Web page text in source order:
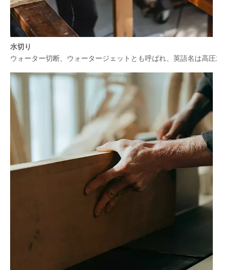
水切り
ウォーター切断、ウォータージェットとも呼ばれ、英語名は高圧